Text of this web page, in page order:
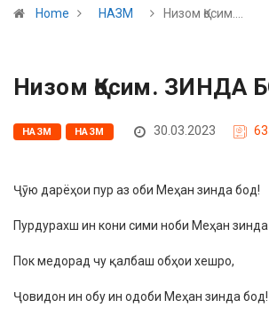
Home НАЗМ Низом Қосим.…
Низом Қосим. ЗИНДА
НАЗМ НАЗМ 30.03.2023
Ҷӯю дарёҳои пур аз оби Меҳан зинда бод!
Пурдурахш ин кони сими ноби Меҳан
Пок медорад чу қалбаш обҳои хешро,
Ҷовидон ин обу ин одоби Меҳан зинда бод!